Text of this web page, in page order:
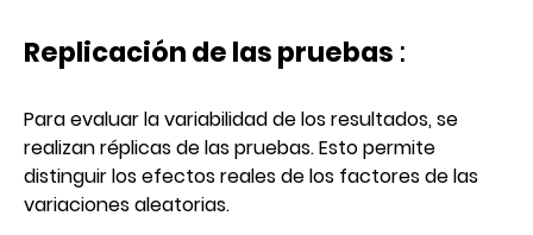
Replicación de las pruebas :
Para evaluar la variabilidad de los resultados, se
realizan réplicas de las pruebas. Esto permite
distinguir los efectos reales de los factores de las
variaciones aleatorias.